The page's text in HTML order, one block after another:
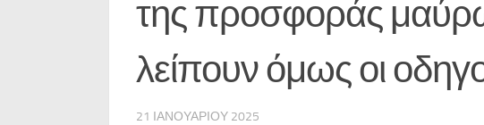
της προσφοράς
λείπουν όμως οι
21 ΙΑΝΟΥΑΡΊΟΥ 2025